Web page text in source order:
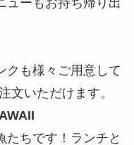
ューもお持ち帰り出
クも様々ご用意して
文いただけます。
たちです！ランチと